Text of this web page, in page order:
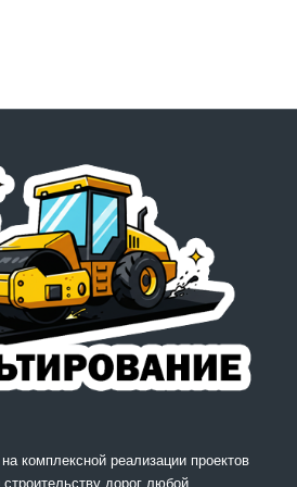
комплексной реализации проектов
дорог любой